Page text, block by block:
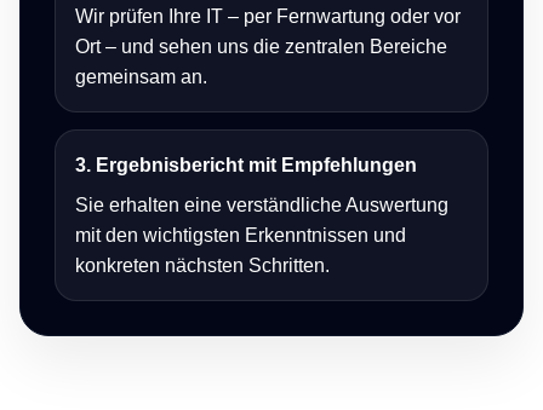
Wir prüfen Ihre IT – per Fernwartung oder vor
Ort – und sehen uns die zentralen Bereiche
gemeinsam an.
3. Ergebnisbericht mit Empfehlungen
Sie erhalten eine verständliche Auswertung
mit den wichtigsten Erkenntnissen und
konkreten nächsten Schritten.